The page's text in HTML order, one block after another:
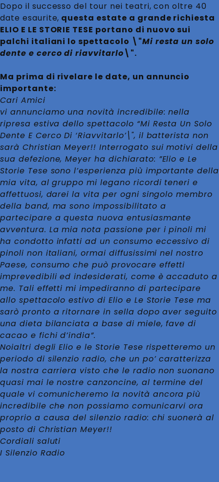
Dopo il successo del tour nei teatri, con oltre 40
date esaurite, questa estate a grande richiesta
ELIO E LE STORIE TESE portano di nuovo sui
palchi italiani lo spettacolo \"Mi resta un solo
dente e cerco di riavvitarlo\".
Ma prima di rivelare le date, un annuncio
importante:
Cari Amici
vi annunciamo una novità incredibile: nella
ripresa estiva dello spettacolo “Mi Resta Un Solo
Dente E Cerco Di ‘Riavvitarlo’\", il batterista non
sarà Christian Meyer!! Interrogato sui motivi della
sua defezione, Meyer ha dichiarato: ”Elio e Le
Storie Tese sono l’esperienza più importante della
mia vita, al gruppo mi legano ricordi teneri e
affettuosi, darei la vita per ogni singolo membro
della band, ma sono impossibilitato a
partecipare a questa nuova entusiasmante
avventura. La mia nota passione per i pinoli mi
ha condotto infatti ad un consumo eccessivo di
pinoli non italiani, ormai diffusissimi nel nostro
Paese, consumo che può provocare effetti
imprevedibili ed indesiderati, come è accaduto a
me. Tali effetti mi impediranno di partecipare
allo spettacolo estivo di Elio e Le Storie Tese ma
sarò pronto a ritornare in sella dopo aver seguito
una dieta bilanciata a base di miele, fave di
cacao e fichi d’india”.
Noialtri degli Elio e le Storie Tese rispetteremo un
periodo di silenzio radio, che un po’ caratterizza
la nostra carriera visto che le radio non suonano
quasi mai le nostre canzoncine, al termine del
quale vi comunicheremo la novità ancora più
incredibile che non possiamo comunicarvi ora
proprio a causa del silenzio radio: chi suonerà al
posto di Christian Meyer!!
Cordiali saluti
I Silenzio Radio